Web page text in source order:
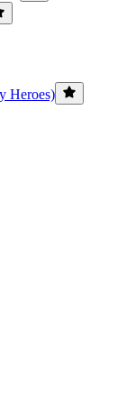
Heroes)